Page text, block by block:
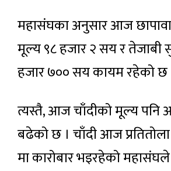
महासंघका अनुसार आज
मूल्य ९८ हजार २ सय र
हजार ७०० सय कायम रहेको छ
त्यस्तै, आज चाँदीको मूल्य
बढेको छ । चाँदी आज
मा कारोबार भइरहेको